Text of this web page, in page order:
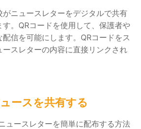
がニュースレターをデジタルで共有
。QRコードを使用して、保護者や
信を可能にします。QRコードをス
ースレターの内容に直接リンクされ
ースを共有する
ュースレターを簡単に配布する方法